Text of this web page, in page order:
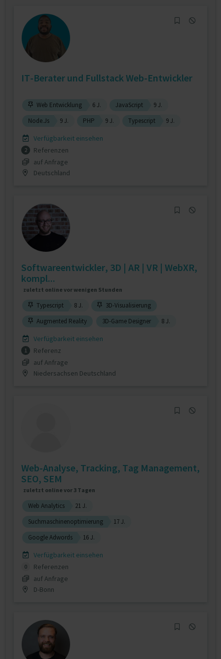
IT-Berater und Fullstack Web-Entwickler
Web Entwicklung 6 J. JavaScript
9 J.
Node.Js
9 J. PHP 9 J. Typescript 9 J.
Verfügbarkeit einsehen
2
Referenzen
auf Anfrage
Deutschland
Softwareentwickler, 3D | AR | VR | WebXR,
kompl...
zuletzt online vor wenigen Stunden
Typescript 8 J.
3D-Visualisierung
Augmented Reality
3D-Game Designer 8 J.
Verfügbarkeit einsehen
1
Referenz
auf Anfrage
Niedersachsen Deutschland
Web-Analyse, Tracking, Tag Management,
SEO, SEM
zuletzt online vor 3 Tagen
Web Analytics
21 J.
Suchmaschinenoptimierung
17 J.
Google Adwords
16 J.
Verfügbarkeit einsehen
0
Referenzen
auf Anfrage
D-Bonn